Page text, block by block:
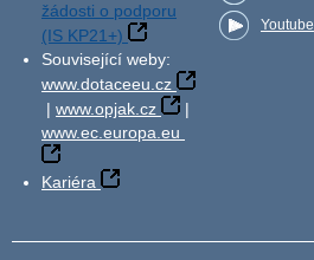
žádosti o podporu
(IS KP21+)
Související weby:
www.dotaceeu.cz
| www.opjak.cz
|
www.ec.europa.eu
Kariéra
Youtube